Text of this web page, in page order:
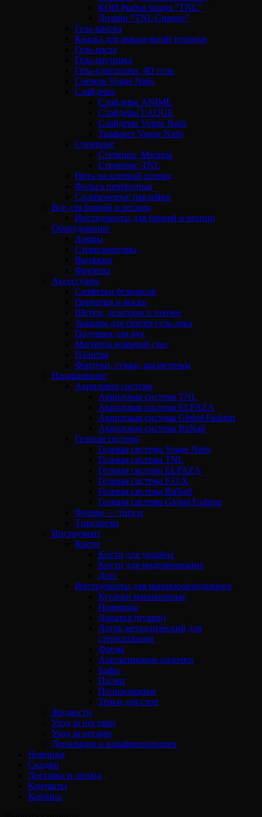
КОИ Рыбья чешуя “TNL”
Дизайн “TNL Сияние”
Гель-краска
Краска для акварельной техники
Гель-паста
Гель-паутинка
Гель-пластилин, 4D гель
Снежок Vogue Nails
Слайдеры
Слайдеры ANIME
Слайдеры LAQUE
Слайдеры Vogue Nails
Трафарет Vogue Nails
Стемпинг
Стемпинг Малина
Стемпинг-TNL
Нить на клеевой основе
Фольга переводная
Силиконовые наклейки
Все для бровей и ресниц
Инструменты для бровей и ресниц
Оборудование
Лампы
Стерилизаторы
Вытяжки
Фрезеры
Аксессуары
Салфетки безворсов
Перчатки и маски
Щетки, дозаторы и прочее
Зажимы для снятия гель-лака
Подушки для рук
Магниты кошачий глаз
Палитра
Фартуки, сумки, косметички
Наращивание
Акриловая система
Акриловая система TNL
Акриловая система ELPAZA
Акриловая система Global Fashion
Акриловая система RuNail
Гелевая система
Гелевая система Vogue Nails
Гелевая система TNL
Гелевая система ELPAZA
Гелевая система F.O.X
Гелевая система RuNail
Гелевая система Global Fashion
Формы — типсы
Типсорезы
Инструмент
Кисти
Кисти для дизайна
Кисти для моделирования
Дотс
Инструменты для маникюра/педикюра
Кусачки маникюрные
Ножницы
Лопатка (пушер)
Лоток металлический для
стерилизации
Фрезы
Апельсиновые палочки
Бафы
Пилки
Полировщики
Терки для стоп
Жидкости
Уход за ногтями
Уход за ногами
Депиляция и парафинотерапия
Новинки
Скидки
Доставка и оплата
Контакты
Корзина